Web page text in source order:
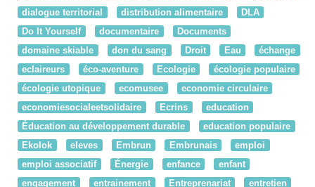
dialogue territorial
distribution alimentaire
DLA
Do It Yourself
documentaire
Documents
domaine skiable
don du sang Droit Eau
échange
eclaireurs
éco-aventure Ecologie
écologie populaire
écologie utopique
ecomusee
economie circulaire
economiesocialeetsolidaire
Ecrins
education
Éducation au développement durable
education populaire
Ekolok
eleves Embrun Embrunais
emploi
emploi associatif
Énergie enfance
enfant
engagement
entrainement Entreprenariat entretien